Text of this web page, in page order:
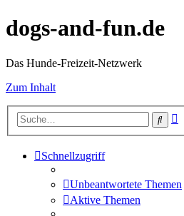
dogs-and-fun.de
Das Hunde-Freizeit-Netzwerk
Zum Inhalt
Suche
Schnellzugriff
Unbeantwortete Themen
Aktive Themen